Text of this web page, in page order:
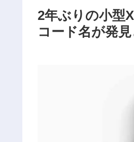
2年ぶりの小型
コード名が発